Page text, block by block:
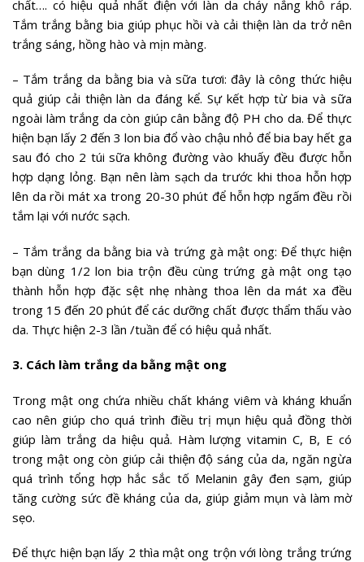
chất…. có hiệu quả nhất điện với làn da cháy nắng khô ráp.
Tắm trắng bằng bia giúp phục hồi và cải thiện làn da trở nên
trắng sáng, hồng hào và mịn màng.
– Tắm trắng da bằng bia và sữa tươi: đây là công thức hiệu
quả giúp cải thiện làn da đáng kể. Sự kết hợp từ bia và sữa
ngoài làm trắng da còn giúp cân bằng độ PH cho da. Để thực
hiện bạn lấy 2 đến 3 lon bia đổ vào chậu nhỏ để bia bay hết ga
sau đó cho 2 túi sữa không đường vào khuấy đều được hỗn
hợp dạng lỏng. Bạn nên làm sạch da trước khi thoa hỗn hợp
lên da rồi mát xa trong 20-30 phút để hỗn hợp ngấm đều rồi
tắm lại với nước sạch.
– Tắm trắng da bằng bia và trứng gà mật ong: Để thực hiện
bạn dùng 1/2 lon bia trộn đều cùng trứng gà mật ong tạo
thành hỗn hợp đặc sệt nhẹ nhàng thoa lên da mát xa đều
trong 15 đến 20 phút để các dưỡng chất được thẩm thấu vào
da. Thực hiện 2-3 lần /tuần để có hiệu quả nhất.
3. Cách làm trắng da bằng mật ong
Trong mật ong chứa nhiều chất kháng viêm và kháng khuẩn
cao nên giúp cho quá trình điều trị mụn hiệu quả đồng thời
giúp làm trắng da hiệu quả. Hàm lượng vitamin C, B, E có
trong mật ong còn giúp cải thiện độ sáng của da, ngăn ngừa
quá trình tổng hợp hắc sắc tố Melanin gây đen sạm, giúp
tăng cường sức đề kháng của da, giúp giảm mụn và làm mờ
sẹo.
Để thực hiện bạn lấy 2 thìa mật ong trộn với lòng trắng trứng